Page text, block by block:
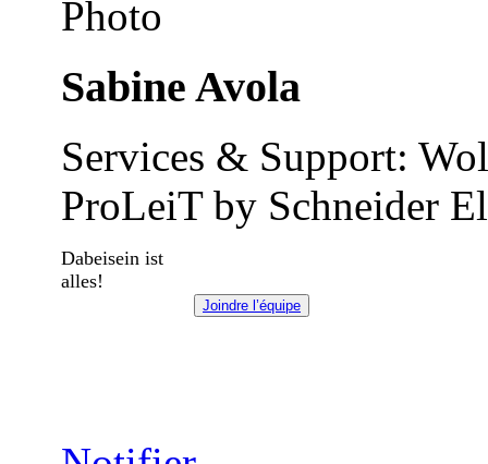
Sabine Avola
Services & Support:
ProLeiT by Schneider
Dabeisein ist
alles!
Joindre l’équipe